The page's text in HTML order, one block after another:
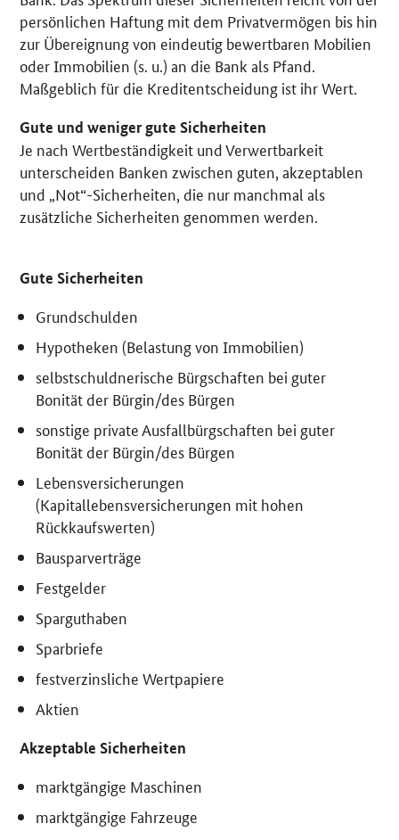
persönlichen Haftung mit dem Privatvermögen bis hin
zur Übereignung von eindeutig bewertbaren Mobilien
oder Immobilien (s. u.) an die Bank als Pfand.
Maßgeblich für die Kreditentscheidung ist ihr Wert.
Gute und weniger gute Sicherheiten
Je nach Wertbeständigkeit und Verwertbarkeit
unterscheiden Banken zwischen guten, akzeptablen
und „Not“-Sicherheiten, die nur manchmal als
zusätzliche Sicherheiten genommen werden.
Gute Sicherheiten
Grundschulden
Hypotheken (Belastung von Immobilien)
selbstschuldnerische Bürgschaften bei guter
Bonität der Bürgin/des Bürgen
sonstige private Ausfallbürgschaften bei guter
Bonität der Bürgin/des Bürgen
Lebensversicherungen
(Kapitallebensversicherungen mit hohen
Rückkaufswerten)
Bausparverträge
Festgelder
Sparguthaben
Sparbriefe
festverzinsliche Wertpapiere
Aktien
Akzeptable Sicherheiten
marktgängige Maschinen
marktgängige Fahrzeuge